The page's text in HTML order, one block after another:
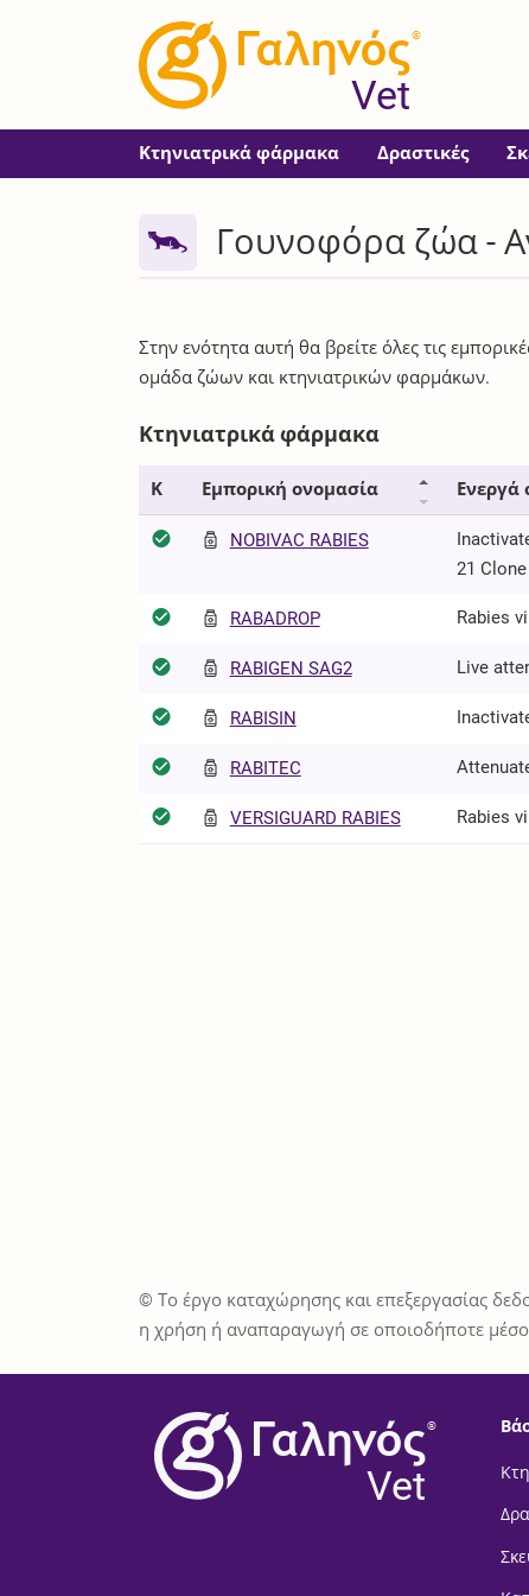
®
Vet
Κτηνιατρικά φάρμακα Δραστικές
Γουνοφόρα ζώα -
Στην ενότητα αυτή θα βρείτε όλες τις
ομάδα ζώων και κτηνιατρικών φαρμάκων.
Κτηνιατρικά φάρμακα
Κ Εμπορική ονομασία Ενεργά
NOBIVAC RABIES
21
RABADROP Rabies
RABIGEN SAG2 Live
RABISIN
RABITEC
VERSIGUARD RABIES Rabies
© Το έργο καταχώρησης και επεξεργασίας
η χρήση ή αναπαραγωγή σε οποιοδήποτε
®
Vet